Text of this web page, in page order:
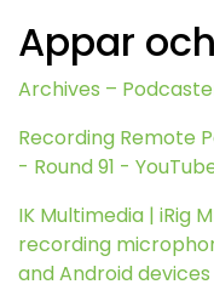
Appar
Archives –
Recording Remote
- Round 91 -
IK Multimedia | iRig
recording
and Android devices